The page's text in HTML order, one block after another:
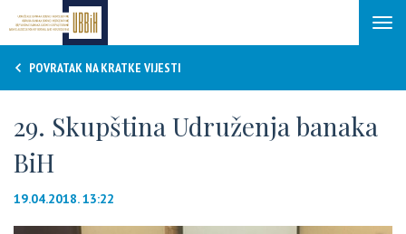
POVRATAK NA KRATKE VIJESTI
29. Skupština Udruženja banaka
BiH
19.04.2018. 13:22